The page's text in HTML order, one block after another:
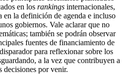
en los rankings internacionales,
la definición de agenda e incluso
gobiernos. Vale aclarar que no
también se podrán observar
fuentes de financiamiento de
para reflexionar sobre los
a la vez que contribuyen a
decisiones por venir.